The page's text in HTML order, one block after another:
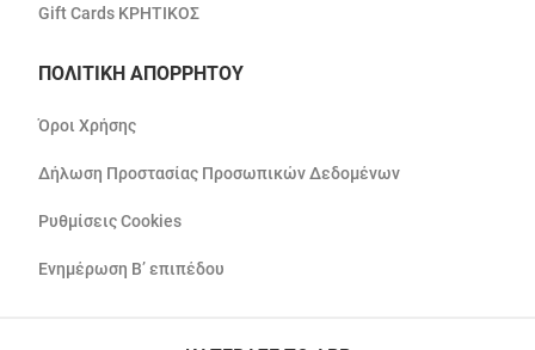
Gift Cards ΚΡΗΤΙΚΟΣ
ΠΟΛΙΤΙΚΗ ΑΠΟΡΡΗΤΟΥ
Όροι Χρήσης
Δήλωση Προστασίας Προσωπικών Δεδομένων
Ρυθμίσεις Cookies
Ενημέρωση Β’ επιπέδου